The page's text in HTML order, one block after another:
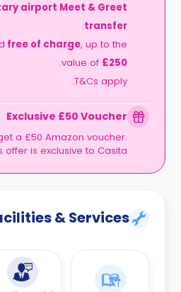
airport Meet & Greet
transfer
.
free of charge, up to the
value of £250
.
T&Cs apply.
Exclusive £50 Voucher
a £50 Amazon voucher.
offer is exclusive to Casita.
& Services